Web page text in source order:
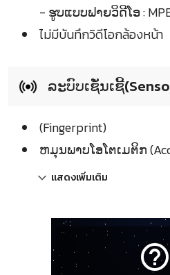
- ຮູບແບບຟາຍວິດີໂອ :
ไม่มีบันทึกวิดีโอกล้องหน้า
ລະບົບເຊັ່ນເຊີ້
(Fingerprint)
ຫມຸນພາບໂອໂຕເມຕິກ
แสดงเพิ่มเติม
help_outline